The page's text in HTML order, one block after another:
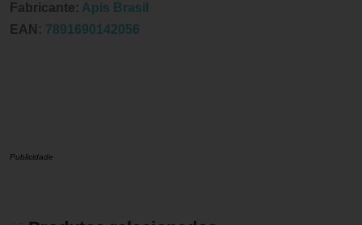
Fabricante: Apis Brasil
EAN: 7891690142056
Publicidade